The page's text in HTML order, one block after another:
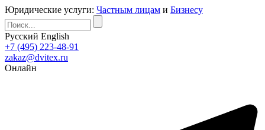
Юридические услуги: Частным лицам и Бизнесу
Русский English
+7 (495) 223-48-91
zakaz@dvitex.ru
Онлайн